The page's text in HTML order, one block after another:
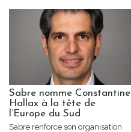
Sabre nomme Constantine
Hallax à la tête de
l’Europe du Sud
Sabre renforce son organisation